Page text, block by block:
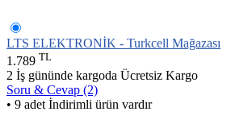
LTS ELEKTRONİK - Turkcell Mağazası
1.789 TL
2 İş gününde kargoda Ücretsiz Kargo
Soru & Cevap (2)
• 9 adet İndirimli ürün vardır